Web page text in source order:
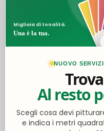
Le nostre
Clicca qui
Migliaia di tonalità.
Una è la tua.
NUOVO
Al resto
Scegli cosa devi
e indica i metri